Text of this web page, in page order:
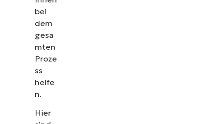
bei
dem
gesa
mten
Proze
ss
helfe
n.
Hier